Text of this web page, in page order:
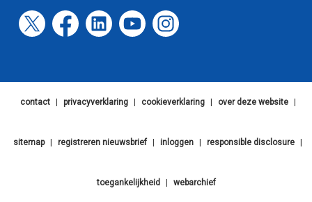
contact privacyverklaring cookieverklaring over deze website
sitemap registreren nieuwsbrief inloggen responsible disclosure
toegankelijkheid webarchief